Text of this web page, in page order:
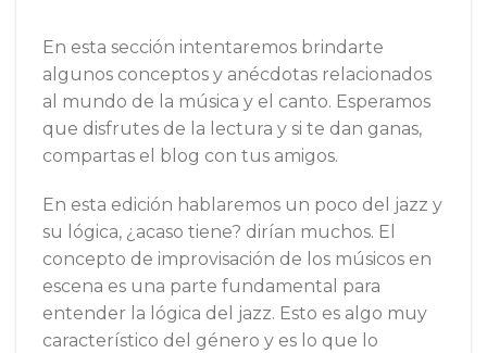
En esta sección intentaremos brindarte
algunos conceptos y anécdotas relacionados
al mundo de la música y el canto. Esperamos
que disfrutes de la lectura y si te dan ganas,
compartas el blog con tus amigos.
En esta edición hablaremos un poco del jazz y
su lógica, ¿acaso tiene? dirían muchos. El
concepto de improvisación de los músicos en
escena es una parte fundamental para
entender la lógica del jazz. Esto es algo muy
característico del género y es lo que lo